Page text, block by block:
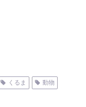
くるま
動物